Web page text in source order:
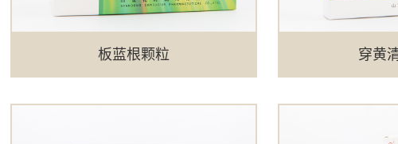
板蓝根颗粒 穿黄